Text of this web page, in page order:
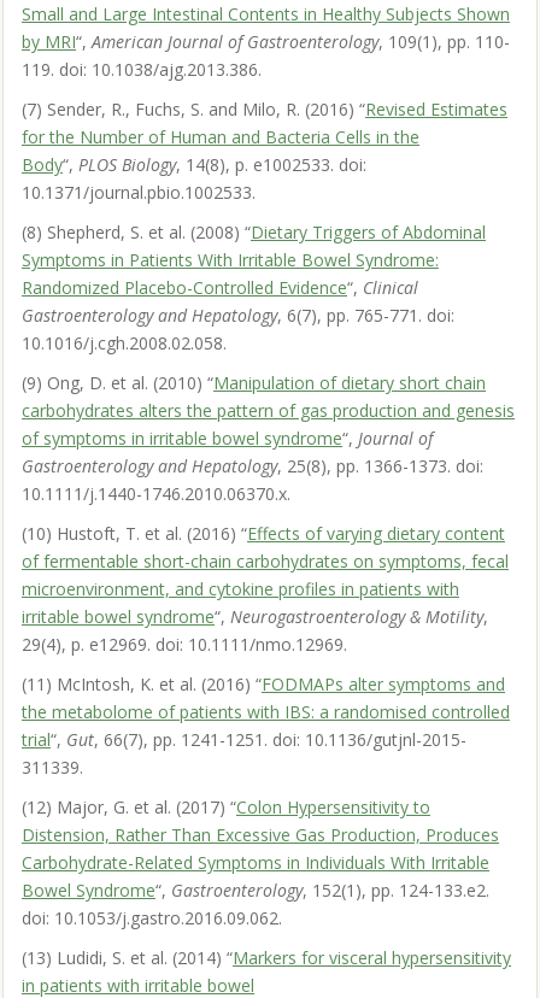
Small and Large Intestinal Contents in Healthy Subjects Shown
by MRI“, American Journal of Gastroenterology, 109(1), pp. 110-
119. doi: 10.1038/ajg.2013.386.
(7) Sender, R., Fuchs, S. and Milo, R. (2016) “Revised Estimates
for the Number of Human and Bacteria Cells in the
Body“, PLOS Biology, 14(8), p. e1002533. doi:
10.1371/journal.pbio.1002533.
(8) Shepherd, S. et al. (2008) “Dietary Triggers of Abdominal
Symptoms in Patients With Irritable Bowel Syndrome:
Randomized Placebo-Controlled Evidence“, Clinical
Gastroenterology and Hepatology, 6(7), pp. 765-771. doi:
10.1016/j.cgh.2008.02.058.
(9) Ong, D. et al. (2010) “Manipulation of dietary short chain
carbohydrates alters the pattern of gas production and genesis
of symptoms in irritable bowel syndrome“, Journal of
Gastroenterology and Hepatology, 25(8), pp. 1366-1373. doi:
10.1111/j.1440-1746.2010.06370.x.
(10) Hustoft, T. et al. (2016) “Effects of varying dietary content
of fermentable short-chain carbohydrates on symptoms, fecal
microenvironment, and cytokine profiles in patients with
irritable bowel syndrome“, Neurogastroenterology & Motility,
29(4), p. e12969. doi: 10.1111/nmo.12969.
(11) McIntosh, K. et al. (2016) “FODMAPs alter symptoms and
the metabolome of patients with IBS: a randomised controlled
trial“, Gut, 66(7), pp. 1241-1251. doi: 10.1136/gutjnl-2015-
311339.
(12) Major, G. et al. (2017) “Colon Hypersensitivity to
Distension, Rather Than Excessive Gas Production, Produces
Carbohydrate-Related Symptoms in Individuals With Irritable
Bowel Syndrome“, Gastroenterology, 152(1), pp. 124-133.e2.
doi: 10.1053/j.gastro.2016.09.062.
(13) Ludidi, S. et al. (2014) “Markers for visceral hypersensitivity
in patients with irritable bowel